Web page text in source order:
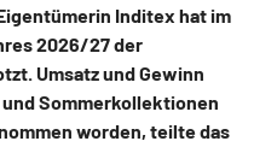
Inditex hat im
2026/27 der
Umsatz und Gewinn
Sommerkollektionen
worden, teilte das